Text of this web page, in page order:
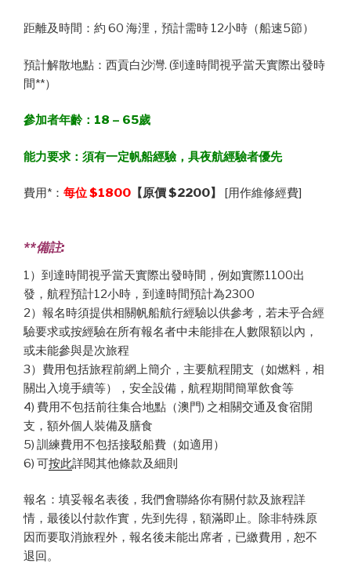
距離及時間：約 60 海浬，預計需時 12小時（船速5節）
預計解散地點：西貢白沙灣. (到達時間視乎當天實際出發時
間**）
參加者年齡：18 – 65歲
能力要求：須有一定帆船經驗，具夜航經驗者優先
費用*： 每位$1800 【原價$2200】 [用作維修經費]
**備註:
1）到達時間視乎當天實際出發時間，例如實際1100出
發，航程預計12小時，到達時間預計為2300
2）報名時須提供相關帆船航行經驗以供參考，若未乎合經
驗要求或按經驗在所有報名者中未能排在人數限額以內，
或未能參與是次旅程
3）費用包括旅程前網上簡介，主要航程開支（如燃料，相
關出入境手續等），安全設備，航程期間簡單飲食等
4) 費用不包括前往集合地點（澳門) 之相關交通及食宿開
支，額外個人裝備及膳食
5) 訓練費用不包括接駁船費（如適用）
6) 可按此詳閱其他條款及細則
報名：填妥報名表後，我們會聯絡你有關付款及旅程詳
情，最後以付款作實，先到先得，額滿即止。除非特殊原
因而要取消旅程外，報名後未能出席者，已繳費用，恕不
退回。